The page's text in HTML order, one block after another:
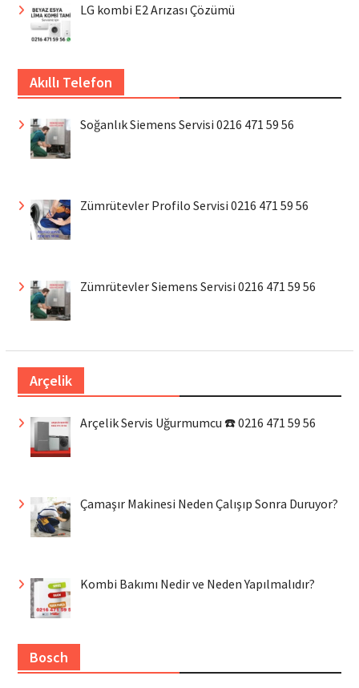
LG kombi E2 Arızası Çözümü
Akıllı Telefon
Soğanlık Siemens Servisi 0216 471 59 56
Zümrütevler Profilo Servisi 0216 471 59 56
Zümrütevler Siemens Servisi 0216 471 59 56
Arçelik
Arçelik Servis Uğurmumcu ☎️ 0216 471 59 56
Çamaşır Makinesi Neden Çalışıp Sonra Duruyor?
Kombi Bakımı Nedir ve Neden Yapılmalıdır?
Bosch